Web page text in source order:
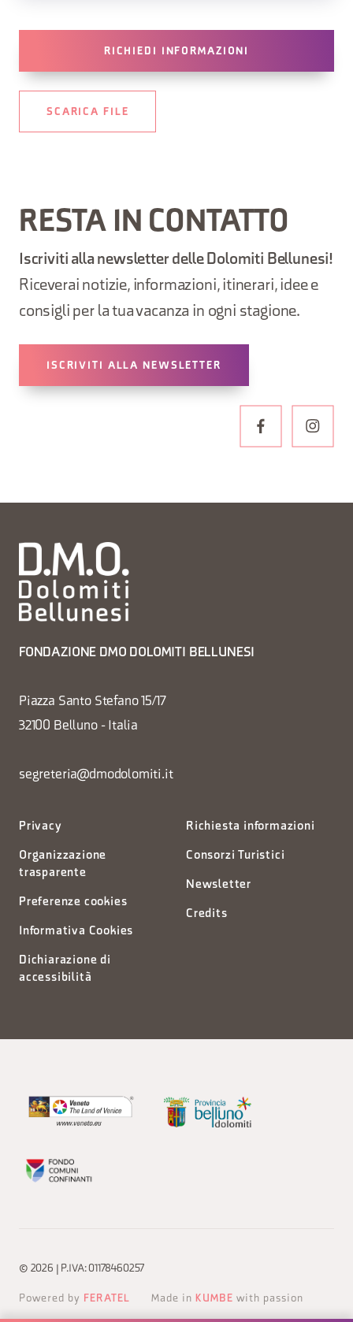
RICHIEDI INFORMAZIONI
SCARICA FILE
RESTA IN CONTATTO
Iscriviti alla newsletter delle Dolomiti Bellunesi!
Riceverai notizie, informazioni, itinerari, idee e
consigli per la tua vacanza in ogni stagione.
ISCRIVITI ALLA NEWSLETTER
FONDAZIONE DMO DOLOMITI BELLUNESI
Piazza Santo Stefano 15/17
32100 Belluno - Italia
segreteria@dmodolomiti.it
Privacy
Organizzazione
trasparente
Preferenze cookies
Informativa Cookies
Dichiarazione di
accessibilità
Richiesta informazioni
Consorzi Turistici
Newsletter
Credits
© 2026 | P.IVA: 01178460257
Powered by FERATEL Made in KUMBE with passion